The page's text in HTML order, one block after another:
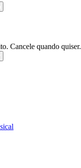
Cancele quando quiser.